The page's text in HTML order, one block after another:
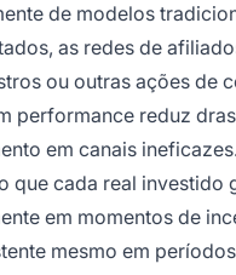
de modelos
as redes de
ou outras ações de
performance reduz
em canais
cada real investido
em momentos de
mesmo em